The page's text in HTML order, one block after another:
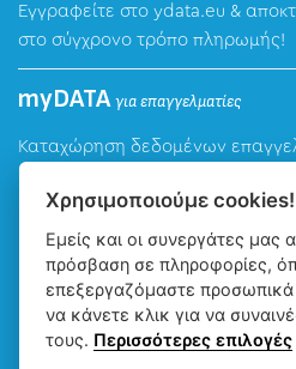
Εγγραφείτε στο ydata.eu &
στο σύγχρονο τρόπο πληρωμής!
myDATAγια επαγγελματίες
Καταχώρηση δεδομένων
Χρησιμοποιούμε cookies!
Εμείς και οι συνεργάτες
πρόσβαση σε πληροφορίες,
επεξεργαζόμαστε
να κάνετε κλικ για να
τους. Περισσότερες επιλογές